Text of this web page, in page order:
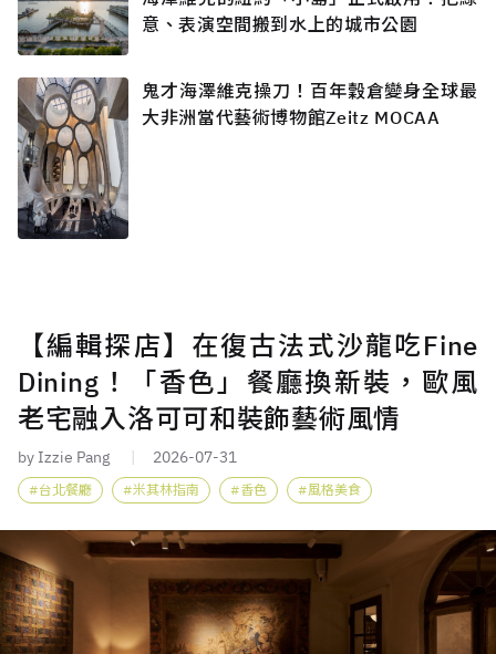
意、表演空間搬到水上的城市公園
鬼才海澤維克操刀！百年穀倉變身全球最
大非洲當代藝術博物館Zeitz MOCAA
【編輯探店】在復古法式沙龍吃Fine
Dining！「香色」餐廳換新裝，歐風
老宅融入洛可可和裝飾藝術風情
by Izzie Pang 2026-07-31
台北餐廳 米其林指南 香色 風格美食